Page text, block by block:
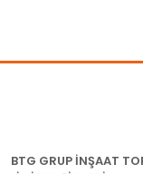
BTG GRUP İNŞAAT